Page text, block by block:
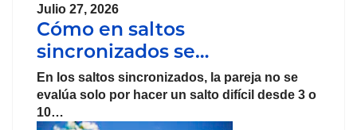
Julio 27, 2026
Cómo en saltos
sincronizados se…
En los saltos sincronizados, la pareja no se
evalúa solo por hacer un salto difícil desde 3 o
10…